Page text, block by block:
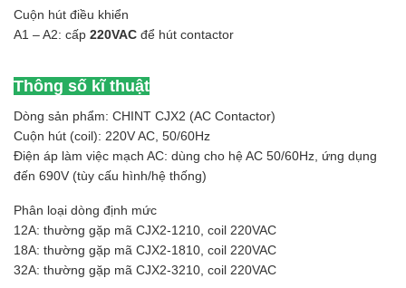
Cuộn hút điều khiển
A1 – A2: cấp 220VAC để hút contactor
Thông số kĩ thuật
Dòng sản phẩm: CHINT CJX2 (AC Contactor)
Cuộn hút (coil): 220V AC, 50/60Hz
Điện áp làm việc mạch AC: dùng cho hệ AC 50/60Hz, ứng dụng
đến 690V (tùy cấu hình/hệ thống)
Phân loại dòng định mức
12A: thường gặp mã CJX2-1210, coil 220VAC
18A: thường gặp mã CJX2-1810, coil 220VAC
32A: thường gặp mã CJX2-3210, coil 220VAC